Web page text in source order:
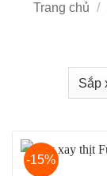
Trang chủ /
-15%